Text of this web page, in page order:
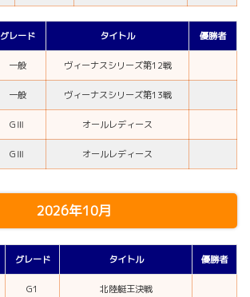
グレード タイトル 優勝者
一般 ヴィーナスシリーズ第12戦
一般 ヴィーナスシリーズ第13戦
GⅢ オールレディース
GⅢ オールレディース
2026年10月
グレード タイトル 優勝者
G1 北陸艇王決戦